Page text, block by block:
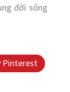
đời sống
Pinterest